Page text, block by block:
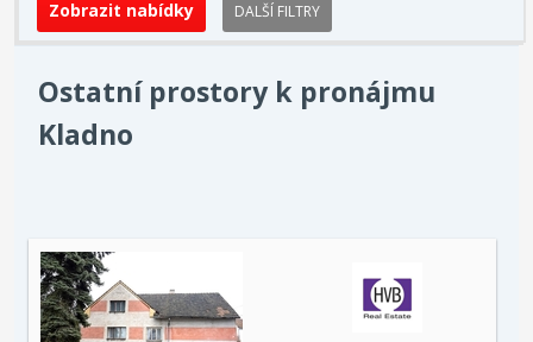
DALŠÍ FILTRY
Ostatní prostory k pronájmu
Kladno